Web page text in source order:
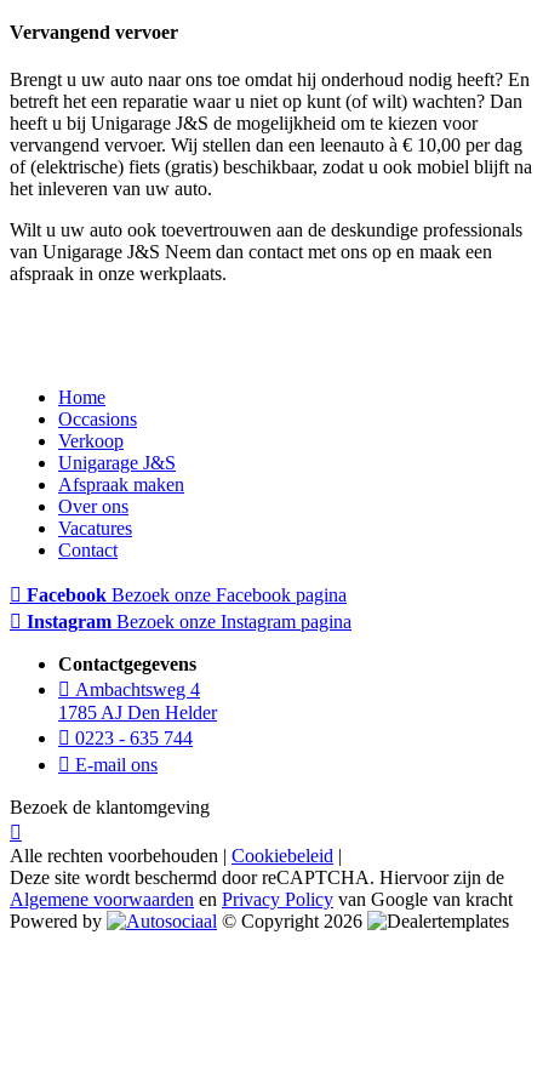
Vervangend vervoer
Brengt u uw auto naar ons toe omdat hij onderhoud nodig heeft? En
betreft het een reparatie waar u niet op kunt (of wilt) wachten? Dan
heeft u bij Unigarage J&S de mogelijkheid om te kiezen voor
vervangend vervoer. Wij stellen dan een leenauto à € 10,00 per dag
of (elektrische) fiets (gratis) beschikbaar, zodat u ook mobiel blijft na
het inleveren van uw auto.
Wilt u uw auto ook toevertrouwen aan de deskundige professionals
van Unigarage J&S Neem dan contact met ons op en maak een
afspraak in onze werkplaats.
Home
Occasions
Verkoop
Unigarage J&S
Afspraak maken
Over ons
Vacatures
Contact
Facebook Bezoek onze Facebook pagina
Instagram Bezoek onze Instagram pagina
Contactgegevens
Ambachtsweg 4
1785 AJ Den Helder
0223 - 635 744
E-mail ons
Bezoek de klantomgeving
Alle rechten voorbehouden | Cookiebeleid |
Deze site wordt beschermd door reCAPTCHA. Hiervoor zijn de
Algemene voorwaarden en Privacy Policy van Google van kracht
Powered by
© Copyright 2026